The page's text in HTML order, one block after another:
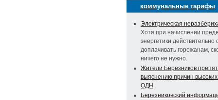
коммунальные тарифы
Электрическая
Хотя при начислении
энергетики действительно
доплачивать горожанам,
ничего не нужно.
Жители Березников
выяснению причин
ОДН
Березниковский